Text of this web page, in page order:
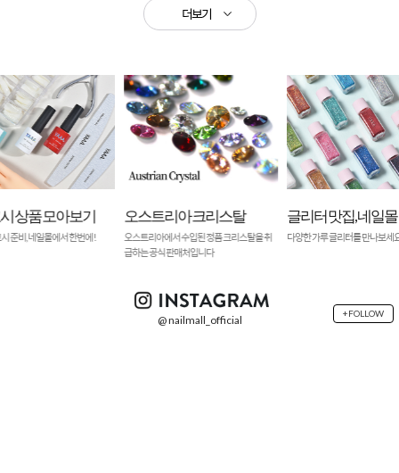
더보기
상품 모아보기
준비, 네일몰에서 한번에!
오스트리아 크리스탈
오스트리아에서 수입된 정품 크리스탈을 취
급하는 공식 판매처입니다
글리터 맛집, 네일몰
다양한 가루 글리터를 만나보세
@ nailmall_official +FOLLOW